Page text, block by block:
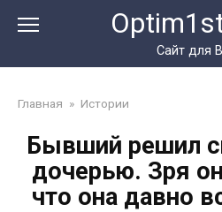
Сайт для
Главная » Истории
Бывший решил
дочерью. Зря
что она давно